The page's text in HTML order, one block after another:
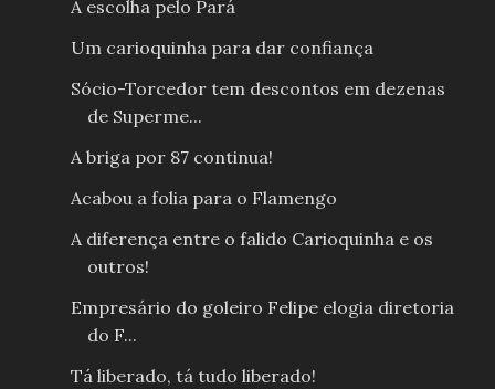
A escolha pelo Pará
Um carioquinha para dar confiança
Sócio-Torcedor tem descontos em dezenas
de Superme...
A briga por 87 continua!
Acabou a folia para o Flamengo
A diferença entre o falido Carioquinha e os
outros!
Empresário do goleiro Felipe elogia diretoria
do F...
Tá liberado, tá tudo liberado!